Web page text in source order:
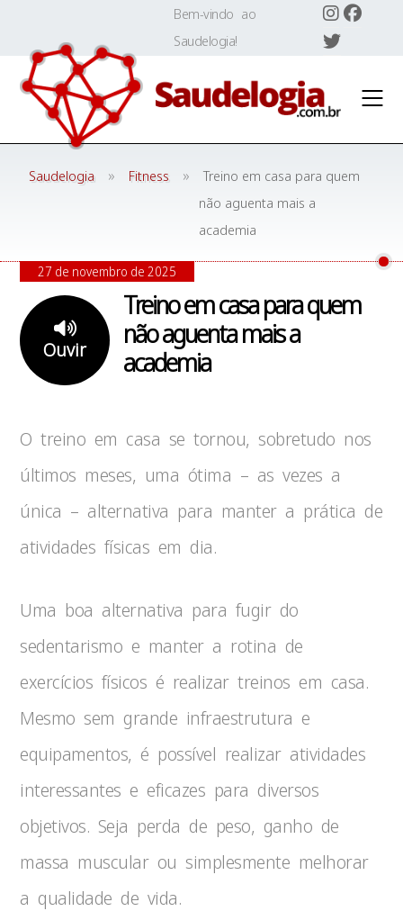
content
Bem-vindo ao
Saudelogia!
Saudelogia » Fitness »
Treino em casa para quem
não aguenta mais a
academia
Treino em casa para quem
não aguenta mais a
academia
Ouvir
27 de novembro de 2025
O treino em casa se tornou, sobretudo nos
últimos meses, uma ótima – as vezes a
única – alternativa para manter a prática de
atividades físicas em dia.
Uma boa alternativa para fugir do
sedentarismo e manter a rotina de
exercícios físicos é realizar treinos em casa.
Mesmo sem grande infraestrutura e
equipamentos, é possível realizar atividades
interessantes e eficazes para diversos
objetivos. Seja perda de peso, ganho de
massa muscular ou simplesmente melhorar
a qualidade de vida.